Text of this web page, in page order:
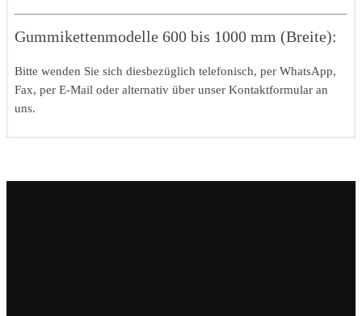
Gummikettenmodelle 600 bis 1000 mm (Breite):
Bitte wenden Sie sich diesbezüglich telefonisch, per WhatsApp,
Fax, per E-Mail oder alternativ über unser Kontaktformular an
uns.